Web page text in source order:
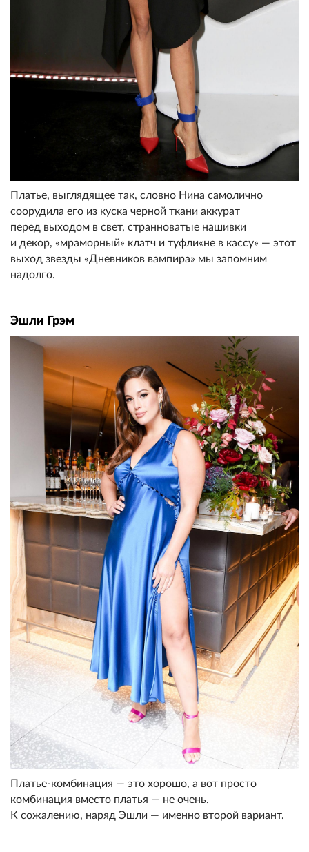
Платье, выглядящее так, словно Нина самолично
соорудила его из куска черной ткани аккурат
перед выходом в свет, странноватые нашивки
и декор, «мраморный» клатч и туфли«не в кассу» — этот
выход звезды «Дневников вампира» мы запомним
надолго.
Эшли Грэм
Платье-комбинация — это хорошо, а вот просто
комбинация вместо платья — не очень.
К сожалению, наряд Эшли — именно второй вариант.